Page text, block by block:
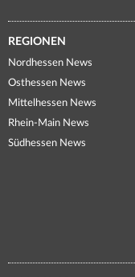
REGIONEN
Nordhessen News
Osthessen News
Mittelhessen News
Rhein-Main News
Südhessen News